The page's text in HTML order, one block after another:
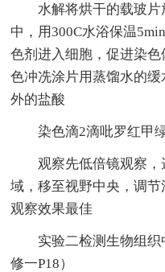
水解将烘干的载玻片
中，用300C水浴保温
色剂进入细胞，促进染
色冲冼涂片用蒸馏水的
外的盐酸
染色滴2滴吡罗红甲绿
观察先低倍镜观察，
域，移至视野中央，调
观察效果最佳
实验二检测生物组织
修一P18）